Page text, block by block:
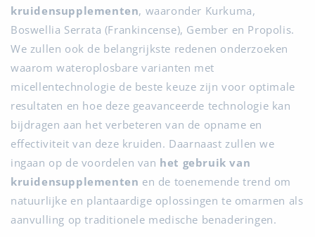
kruidensupplementen, waaronder Kurkuma,
Boswellia Serrata (Frankincense), Gember en Propolis.
We zullen ook de belangrijkste redenen onderzoeken
waarom wateroplosbare varianten met
micellentechnologie de beste keuze zijn voor optimale
resultaten en hoe deze geavanceerde technologie kan
bijdragen aan het verbeteren van de opname en
effectiviteit van deze kruiden. Daarnaast zullen we
ingaan op de voordelen van het gebruik van
kruidensupplementen en de toenemende trend om
natuurlijke en plantaardige oplossingen te omarmen als
aanvulling op traditionele medische benaderingen.